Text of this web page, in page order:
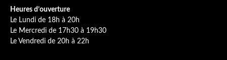
Heures d’ouverture
Le Lundi de 18h à 20h
Le Mercredi de 17h30 à 19h30
Le Vendredi de 20h à 22h